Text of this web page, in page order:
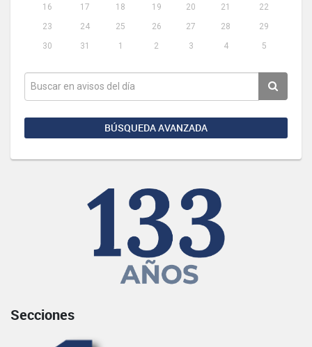
16
17 18 19 20 21
22
23
24 25 26 27 28
29
30
31 1 2 3 4 5
BÚSQUEDA AVANZADA
Secciones